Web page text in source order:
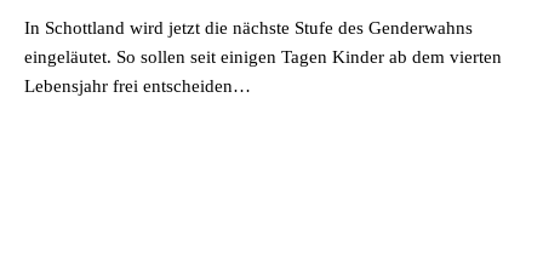
In Schottland wird jetzt die nächste Stufe des Genderwahns
eingeläutet. So sollen seit einigen Tagen Kinder ab dem vierten
Lebensjahr frei entscheiden…